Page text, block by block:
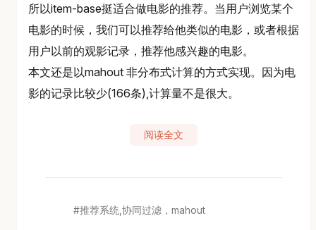
所以item-base挺适合做电影的推荐。当用户浏览某个
电影的时候，我们可以推荐给他类似的电影，或者根据
用户以前的观影记录，推荐他感兴趣的电影。
本文还是以mahout 非分布式计算的方式实现。因为电
影的记录比较少(166条),计算量不是很大。
阅读全文
推荐系统,协同过滤，mahout